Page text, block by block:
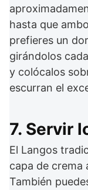
hasta que
prefieres un
girándolos
y colócalos
escurran el
7. Servir
El Langos
capa de crema
También